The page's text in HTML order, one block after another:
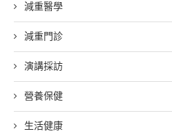
減重醫學
減重門診
演講採訪
營養保健
生活健康